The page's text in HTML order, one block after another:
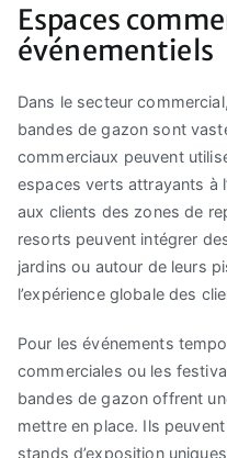
Espaces
événementiels
Dans le secteur
bandes de gazon sont
commerciaux peuvent
espaces verts attrayants à
aux clients des zones de
resorts peuvent intégrer
jardins ou autour de leurs
l’expérience globale des
Pour les événements
commerciales ou les
bandes de gazon offrent
mettre en place. Ils
stands d’exposition